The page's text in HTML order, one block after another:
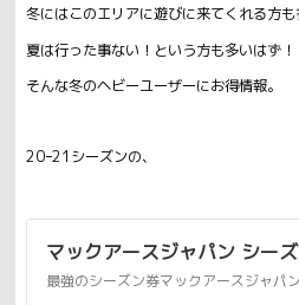
冬にはこのエリアに遊びに来てくれる方も
夏は行った事ない！という方も多いはず！
そんな冬のヘビーユーザーにお得情報。
20ｰ21シーズンの、
マックアースジャパン シー